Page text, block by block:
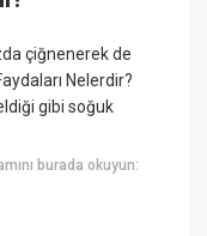
çiğnenerek de
Nelerdir?
gibi soğuk
burada okuyun: